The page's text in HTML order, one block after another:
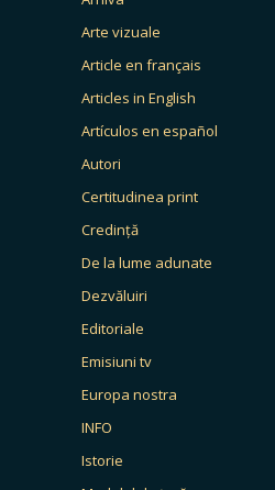
Arte vizuale
Article en français
Articles in English
Artículos en español
Autori
Certitudinea print
Credință
De la lume adunate
Dezvăluiri
Editoriale
Emisiuni tv
Europa nostra
INFO
Istorie